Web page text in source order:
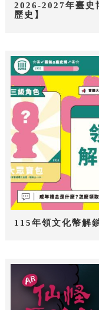
2026-2027年臺史
歷史】
115年領文化幣解